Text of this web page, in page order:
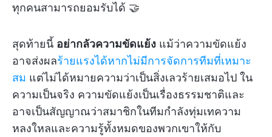
ทุกคนสามารถยอมรับได้ 🤝
สุดท้ายนี้ อย่ากลัวความขัดแย้ง แม้ว่าความขัดแย้ง
อาจส่งผลร้ายแรงได้หากไม่มีการจัดการทีมที่เหมาะ
สม แต่ไม่ได้หมายความว่าเป็นสิ่งเลวร้ายเสมอไป ใน
ความเป็นจริง ความขัดแย้งเป็นเรื่องธรรมชาติและ
อาจเป็นสัญญาณว่าสมาชิกในทีมกำลังทุ่มเทความ
หลงใหลและความรู้ทั้งหมดของพวกเขาให้กับ